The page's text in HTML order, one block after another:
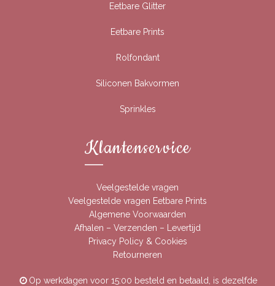
Eetbare Glitter
Eetbare Prints
Rolfondant
Siliconen Bakvormen
Sprinkles
Klantenservice
Veelgestelde vragen
Veelgestelde vragen Eetbare Prints
Algemene Voorwaarden
Afhalen – Verzenden – Levertijd
Privacy Policy & Cookies
Retourneren
Op werkdagen voor 15:00 besteld en betaald, is dezelfde